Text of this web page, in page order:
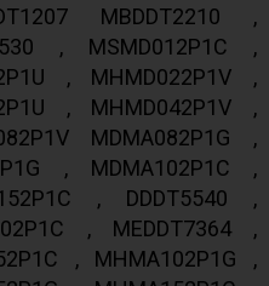
MBDDT2210 ,
, MSMD012P1C ,
, MHMD022P1V ,
, MHMD042P1V ,
MDMA082P1G ,
, MDMA102P1C ,
, DDDT5540 ,
, MEDDT7364 ,
, MHMA102P1G ,